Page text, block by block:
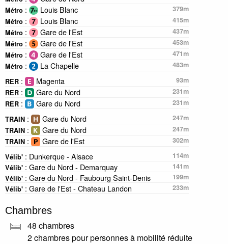
Métro : Louis Blanc
379m
Métro : Louis Blanc
415m
Métro : Gare de l'Est
437m
Métro : Gare de l'Est
453m
Métro : Gare de l'Est
471m
Métro : La Chapelle
483m
RER : Magenta
93m
RER : Gare du Nord
231m
RER : Gare du Nord
231m
TRAIN : Gare du Nord
247m
TRAIN : Gare du Nord
247m
TRAIN : Gare de l'Est
302m
Vélib' : Dunkerque - Alsace
114m
Vélib' : Gare du Nord - Demarquay
141m
Vélib' : Gare du Nord - Faubourg Saint-Denis
199m
Vélib' : Gare de l'Est - Chateau Landon 233m
Chambres
48 chambres
2 chambres pour personnes à mobilité réduite